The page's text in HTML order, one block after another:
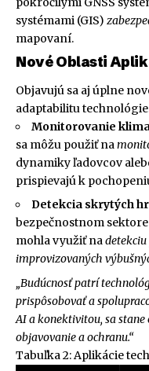
systémami (GIS)
mapovaní.
Nové Oblasti
Objavujú sa aj úplne
adaptabilitu
Monitorovanie
sa môžu použiť na
dynamiky ľadovcov
prispievajú k
Detekcia skrytých
bezpečnostnom
mohla využiť na
improvizovaných
„Budúcnosť patrí
prispôsobovať a
AI a konektivitou, sa
objavovanie a ochranu.“
Tabuľka 2: Aplikácie